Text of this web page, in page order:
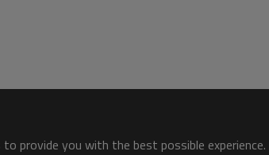
to provide you with the best possible